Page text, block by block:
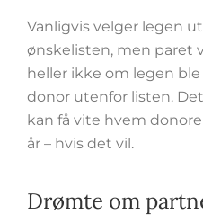
Vanligvis velger legen
ønskelisten, men paret
heller ikke om legen
donor utenfor listen.
kan få vite hvem
år – hvis det vil.
Drømte om